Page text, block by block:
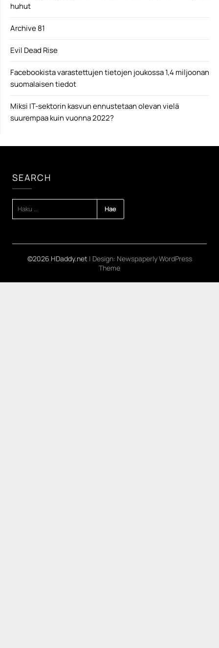
huhut
Archive 81
Evil Dead Rise
Facebookista varastettujen tietojen joukossa 1,4 miljoonan
suomalaisen tiedot
Miksi IT-sektorin kasvun ennustetaan olevan vielä
suurempaa kuin vuonna 2022?
SEARCH
©2026 HDaddy.net | Design: Newspaperly WordPress
Theme